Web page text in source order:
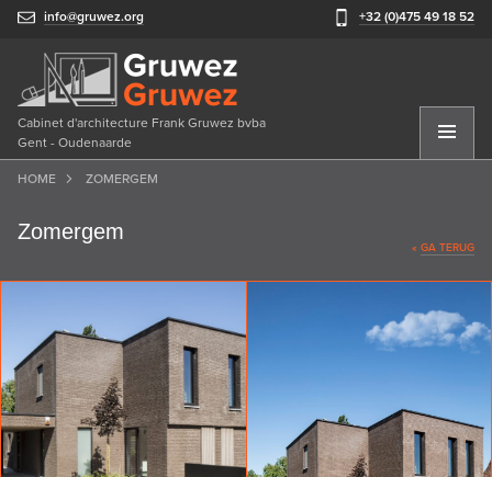
info@gruwez.org +32 (0)475 49 18 52
Cabinet d'architecture Frank Gruwez bvba
Gent - Oudenaarde
HOME ZOMERGEM
Zomergem
« GA TERUG